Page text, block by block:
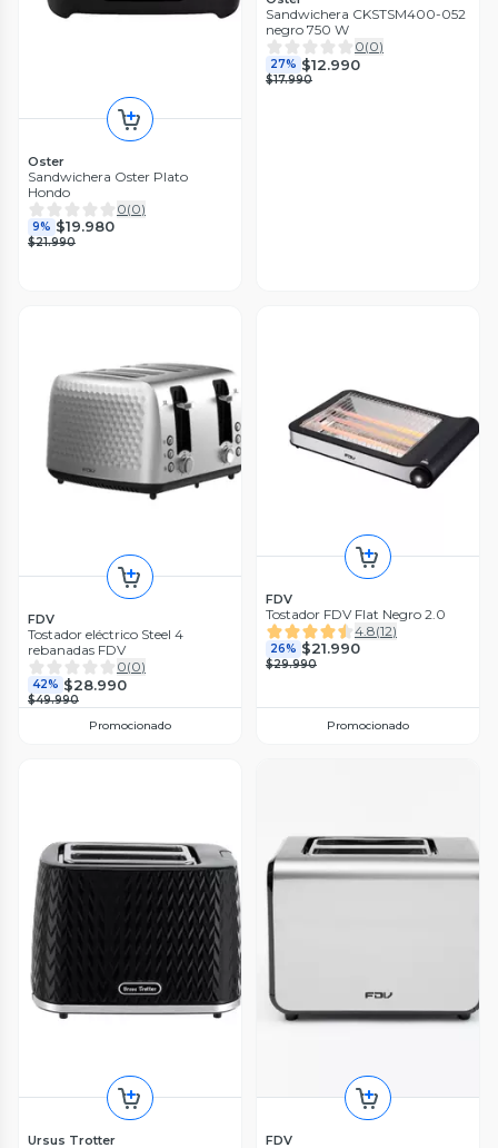
Oster
Sandwichera Oster Plato
Hondo
0(0)
9% $19.980
$21.990
Sandwichera CKSTSM400-052
negro 750 W
0(0)
27% $12.990
$17.990
FDV
Tostador eléctrico Steel 4
rebanadas FDV
0(0)
42% $28.990
$49.990
Promocionado
FDV
Tostador FDV Flat Negro 2.0
4.8(12)
26% $21.990
$29.990
Promocionado
Ursus Trotter FDV